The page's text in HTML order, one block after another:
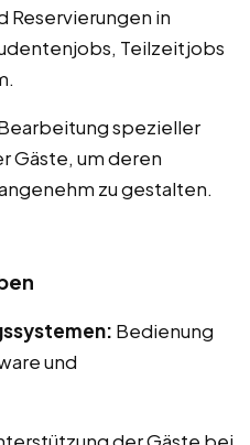
Reservierungen in
Teilzeitjobs
spezieller
Gäste, um deren
zu gestalten.
Bedienung
und